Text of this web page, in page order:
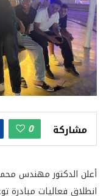
مشاركة 0
أعلن الدكتور مهندس
انطلاق فعاليات مبادرة